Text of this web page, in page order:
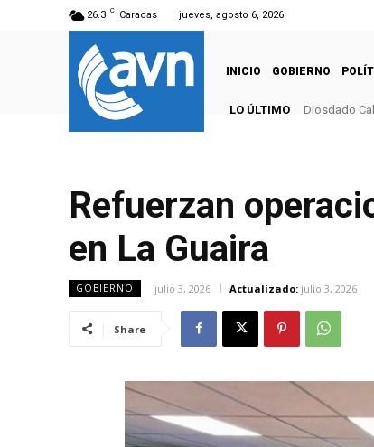
26.3 C Caracas jueves, agosto 6, 2026
INICIO GOBIERNO
LO ÚLTIMO Diosdado
Refuerzan
en La Guaira
GOBIERNO julio 3, 2026 Actualizado: julio 3, 2026
Share